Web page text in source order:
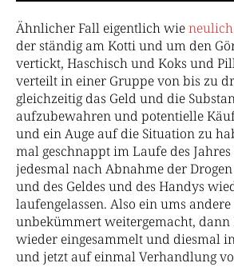
Ähnlicher Fall eigentlich wieneulich
der ständig am Kotti und um den
vertickt, Haschisch und Koks und
verteilt in einer Gruppe von bis zu
gleichzeitig das Geld und die
aufzubewahren und potentielle
und ein Auge auf die Situation zu
mal geschnappt im Laufe des
jedesmal nach Abnahme der
und des Geldes und des Handys
laufengelassen. Also ein ums
unbekümmert weitergemacht, dann
wieder eingesammelt und diesmal
und jetzt auf einmal Verhandlung